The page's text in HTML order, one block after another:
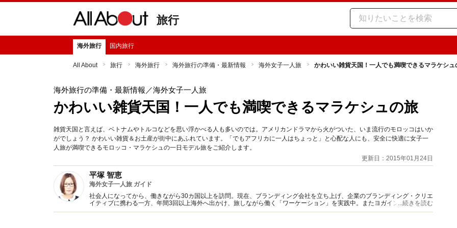
旅行
海外旅行 国内旅行
All About 旅行 海外旅行 海外旅行の準備・最新情報 海外女子一人旅 かわいい雑貨天国！一人でも満喫できるマラケシュ
海外旅行の準備・最新情報 ／海外女子一人旅
かわいい雑貨天国！一人でも満喫できるマラケシュの旅
雑貨天国と言えば、ベトナムやトルコなどを思い浮かべる人も多いのでは。アメリカンドラマから火がついた、いま流行のモロッコはいか
がでしょう？ かわいい雑貨＆お土産が街中にあふれています。「でもアフリカに一人はちょっと」と心配な人にも、安全に快適に女子一
人旅が満喫できるモロッコ・マラケシュの一日モデル旅をご紹介します。
更新日：2015年01月24日
平塚 智恵
海外女子一人旅 ガイド
社会人になってから、働きながら30カ国以上を訪問。現在、ブランディング会社を立ち上げ、企業のブランディング・クリエ
イティブに携わる一方、年間3回以上海外へ出かけ、旅しながら働く「ワーケーション」を実践中。またヨガインストラクタ
ーの資格を取得し、世界中を旅しながらヨガも行っている。
...続きを読む